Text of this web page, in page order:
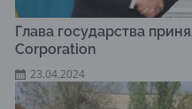
Глава государства
Corporation
23.04.2024